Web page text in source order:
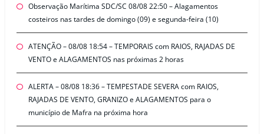
Observação Marítima SDC/SC 08/08 22:50 – Alagamentos
costeiros nas tardes de domingo (09) e segunda-feira (10)
ATENÇÃO – 08/08 18:54 – TEMPORAIS com RAIOS, RAJADAS DE
VENTO e ALAGAMENTOS nas próximas 2 horas
ALERTA – 08/08 18:36 – TEMPESTADE SEVERA com RAIOS,
RAJADAS DE VENTO, GRANIZO e ALAGAMENTOS para o
município de Mafra na próxima hora